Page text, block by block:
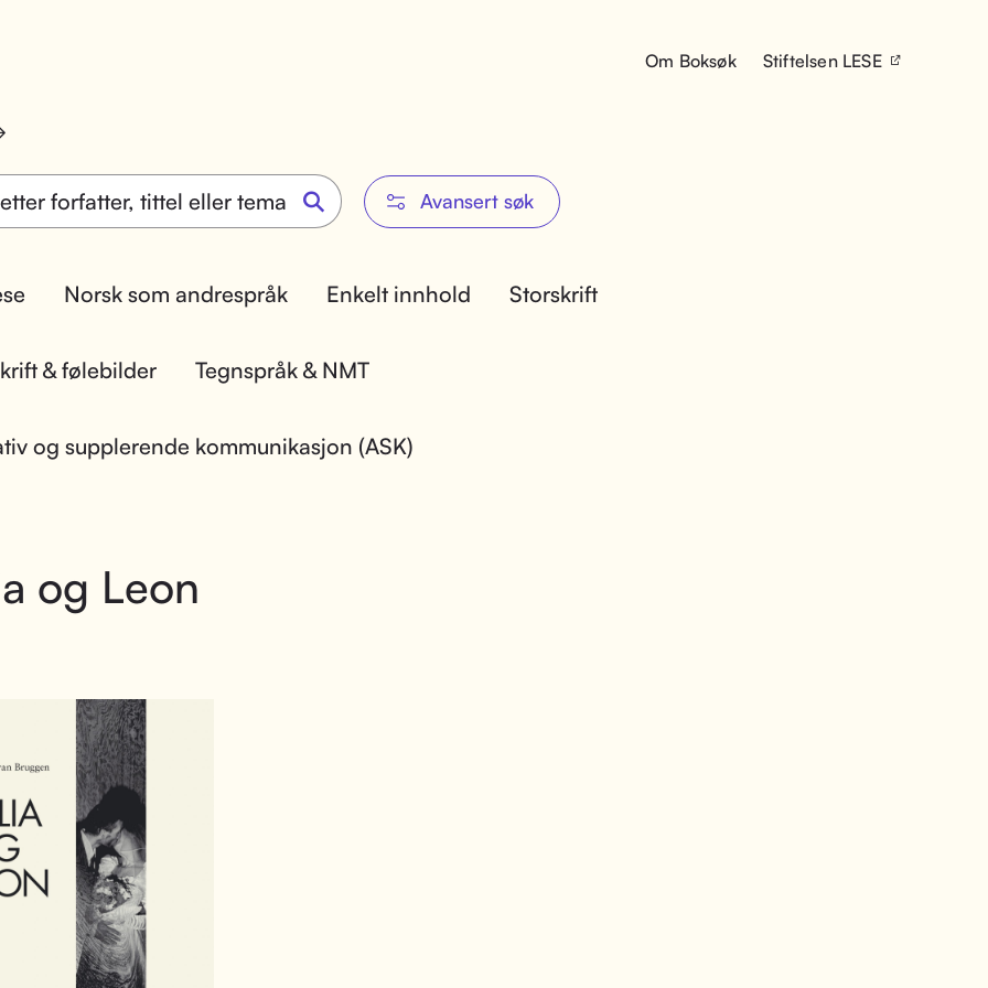
Om Boksøk Stiftelsen LESE
Avansert søk
Norsk som andrespråk Enkelt innhold Storskrift
& følebilder Tegnspråk & NMT
og supplerende kommunikasjon (ASK)
og Leon